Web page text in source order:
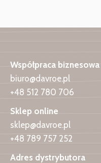
Współpraca biznesowa
biuro@davroe.pl
+48 512 780 706
Sklep online
sklep@davroe.pl
+48 789 757 252
Adres dystrybutora